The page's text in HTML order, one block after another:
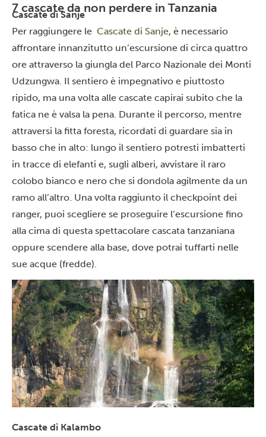
7 cascate da non perdere in Tanzania
Cascate di Sanje
Per raggiungere le Cascate di Sanje, è necessario
affrontare innanzitutto un’escursione di circa quattro
ore attraverso la giungla del Parco Nazionale dei Monti
Udzungwa. Il sentiero è impegnativo e piuttosto
ripido, ma una volta alle cascate capirai subito che la
fatica ne è valsa la pena. Durante il percorso, mentre
attraversi la fitta foresta, ricordati di guardare sia in
basso che in alto: lungo il sentiero potresti imbatterti
in tracce di elefanti e, sugli alberi, avvistare il raro
colobo bianco e nero che si dondola agilmente da un
ramo all’altro. Una volta raggiunto il checkpoint dei
ranger, puoi scegliere se proseguire l’escursione fino
alla cima di questa spettacolare cascata tanzaniana
oppure scendere alla base, dove potrai tuffarti nelle
sue acque (fredde).
Cascate di Kalambo